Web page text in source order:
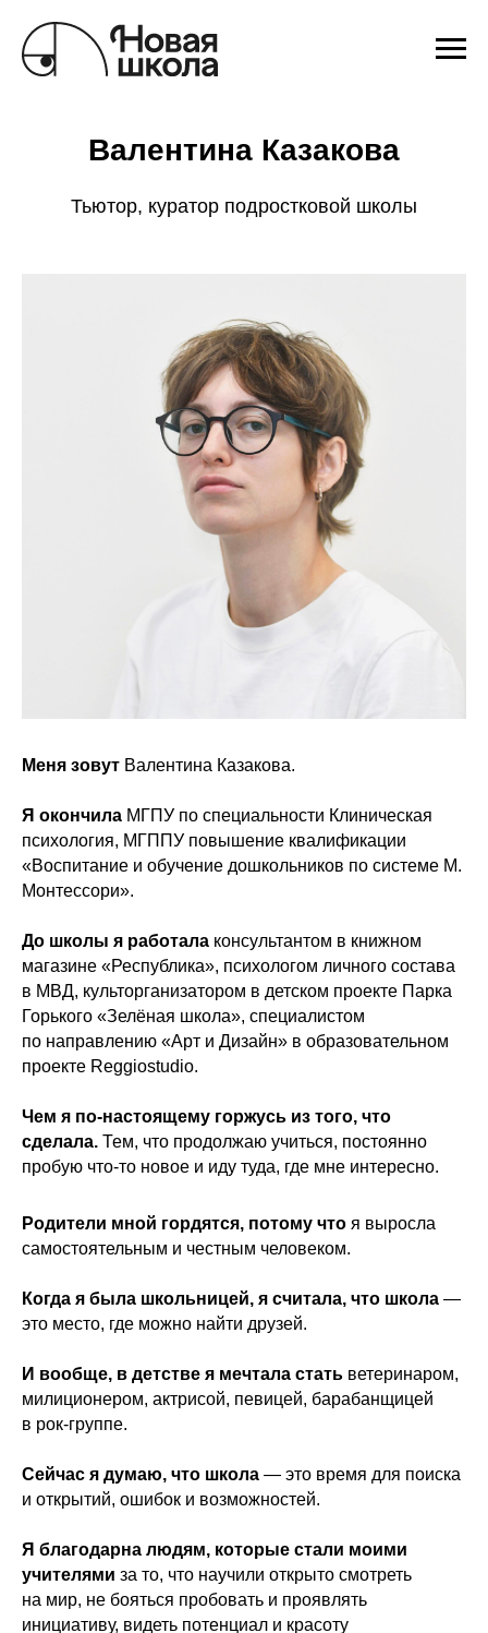
Валентина Казакова
Тьютор, куратор подростковой школы
Меня зовут Валентина Казакова.
Я окончила МГПУ по специальности Клиническая
психология, МГППУ повышение квалификации
«Воспитание и обучение дошкольников по системе М.
Монтессори».
До школы я работала консультантом в книжном
магазине «Республика», психологом личного состава
в МВД, культорганизатором в детском проекте Парка
Горького «Зелёная школа», специалистом
по направлению «Арт и Дизайн» в образовательном
проекте Reggiostudio.
Чем я по-настоящему горжусь из того, что
сделала. Тем, что продолжаю учиться, постоянно
пробую что-то новое и иду туда, где мне интересно.
Родители мной гордятся, потому что я выросла
самостоятельным и честным человеком.
Когда я была школьницей, я считала, что школа —
это место, где можно найти друзей.
И вообще, в детстве я мечтала стать ветеринаром,
милиционером, актрисой, певицей, барабанщицей
в рок-группе.
Сейчас я думаю, что школа — это время для поиска
и открытий, ошибок и возможностей.
Я благодарна людям, которые стали моими
учителями за то, что научили открыто смотреть
на мир, не бояться пробовать и проявлять
инициативу, видеть потенциал и красоту